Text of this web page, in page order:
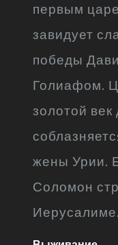
первым
завидует
победы
Голиафом.
золотой
жены Урии.
Соломон
Иерусалиме.